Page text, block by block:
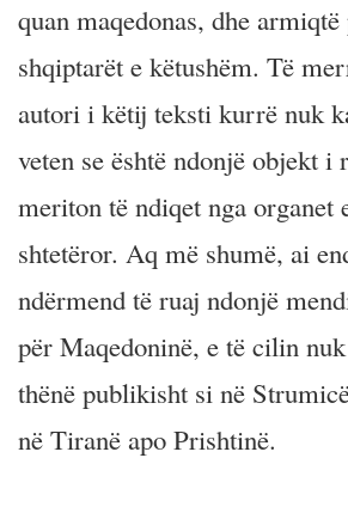
quan maqedonas, dhe
shqiptarët e këtushëm. Të
autori i këtij teksti kurrë nuk
veten se është ndonjë objekt i
meriton të ndiqet nga organet
shtetëror. Aq më shumë, ai
ndërmend të ruaj ndonjë
për Maqedoninë, e të cilin
thënë publikisht si në
në Tiranë apo Prishtinë.